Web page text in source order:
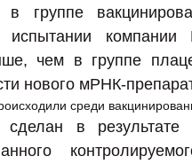
группе
испытании
чем в группе
нового мРНК-
в результате